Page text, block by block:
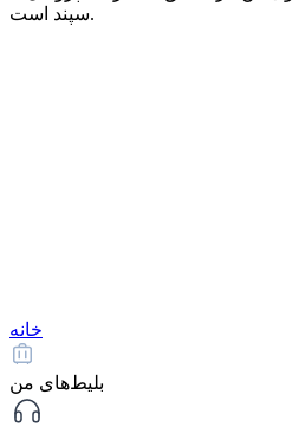
سپند است.
خانه
بلیط‌های من